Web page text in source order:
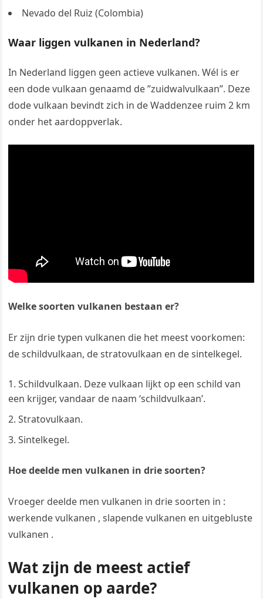
Nevado del Ruiz (Colombia)
Waar liggen vulkanen in Nederland?
In Nederland liggen geen actieve vulkanen. Wél is er
een dode vulkaan genaamd de ”zuidwalvulkaan”. Deze
dode vulkaan bevindt zich in de Waddenzee ruim 2 km
onder het aardoppverlak.
Welke soorten vulkanen bestaan er?
Er zijn drie typen vulkanen die het meest voorkomen:
de schildvulkaan, de stratovulkaan en de sintelkegel.
Schildvulkaan. Deze vulkaan lijkt op een schild van
een krijger, vandaar de naam ‘schildvulkaan’.
Stratovulkaan.
Sintelkegel.
Hoe deelde men vulkanen in drie soorten?
Vroeger deelde men vulkanen in drie soorten in :
werkende vulkanen , slapende vulkanen en uitgebluste
vulkanen .
Wat zijn de meest actief
vulkanen op aarde?